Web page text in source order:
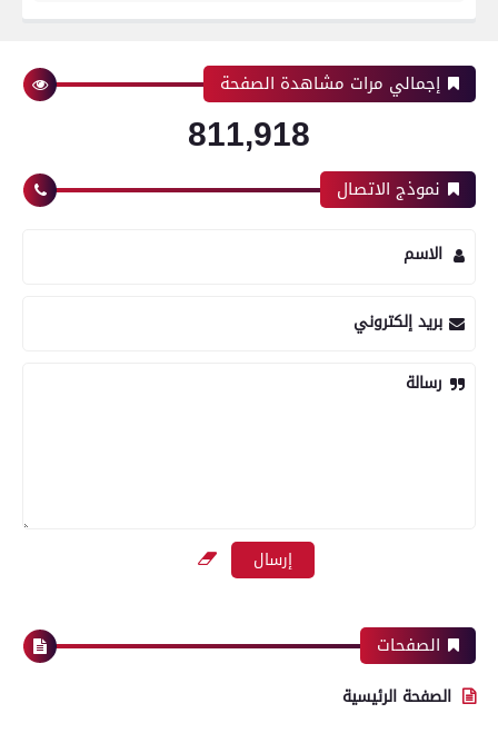
إجمالي مرات مشاهدة الصفحة
811,918
نموذج الاتصال
الاسم
بريد إلكتروني
رسالة
الصفحات
الصفحة الرئيسية